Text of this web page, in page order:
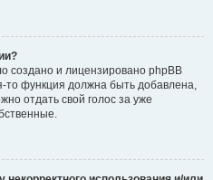
создано и лицензировано phpBB
то функция должна быть добавлена,
отдать свой голос за уже